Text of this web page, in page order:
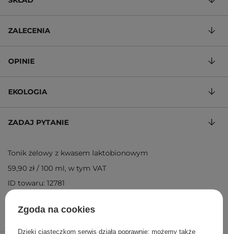
ZALECENIA
OPINIE
EKOLOGIA
ZADAJ PYTANIE
Tonik żelowy z kwasem laktobionowym
59,90 zł / 100 ml, w tym VAT
ID towaru: 12781
Zgoda na cookies
Dzięki ciasteczkom serwis działa poprawnie; możemy także